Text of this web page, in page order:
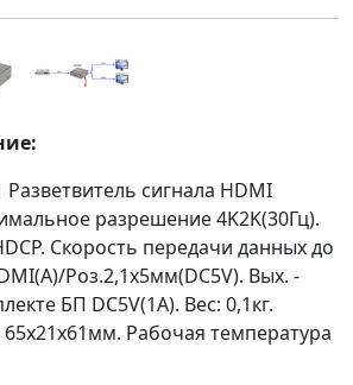
Разветвитель сигнала HDMI
разрешение 4K2K(30Гц).
Скорость передачи данных до
Роз.2,1х5мм(DC5V). Вых. -
БП DC5V(1А). Вес: 0,1кг.
Рабочая температура